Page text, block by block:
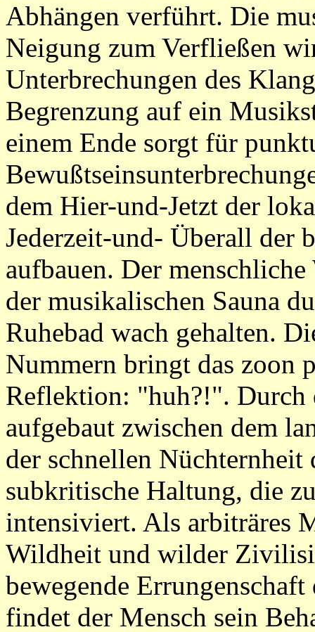
Abhängen verführt. Die
Neigung zum Verfließen
Unterbrechungen des
Begrenzung auf ein
einem Ende sorgt für
dem Hier-und-Jetzt der
Jederzeit-und- Überall der
aufbauen. Der
der musikalischen Sauna
Ruhebad wach gehalten.
Nummern bringt das zoon
Reflektion: "huh?!". Durch
aufgebaut zwischen dem
der schnellen Nüchternheit
subkritische Haltung, die
intensiviert. Als arbiträres
Wildheit und wilder
bewegende
findet der Mensch sein